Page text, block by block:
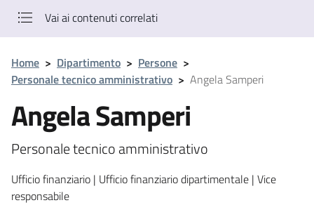
Vai ai contenuti correlati
Home > Dipartimento > Persone >
Personale tecnico amministrativo > Angela Samperi
Angela Samperi
Personale tecnico amministrativo
Ufficio finanziario | Ufficio finanziario dipartimentale | Vice
responsabile